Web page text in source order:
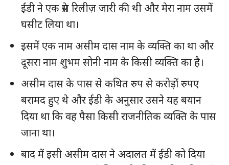
हमसे जुड़े
ईडी ने एक प्रेस रिलीज़ जारी की थी और मेरा नाम उसमें
घसीट लिया था।
इसमें एक नाम असीम दास नाम के व्यक्ति का था और
दूसरा नाम शुभम सोनी नाम के किसी व्यक्ति का है।
असीम दास के पास से कथित रुप से करोड़ों रुपए
बरामद हुए थे और ईडी के अनुसार उसने यह बयान
दिया था कि वह पैसा किसी राजनीतिक व्यक्ति के पास
जाना था।
बाद में इसी असीम दास ने अदालत में ईडी को दिया